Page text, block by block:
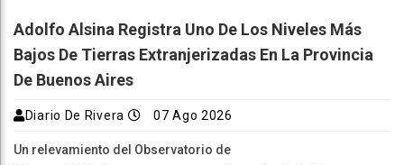
Adolfo Alsina Registra Uno De Los Niveles Más
Bajos De Tierras Extranjerizadas En La Provincia
De Buenos Aires
Diario De Rivera 07 Ago 2026
Un relevamiento del Observatorio de